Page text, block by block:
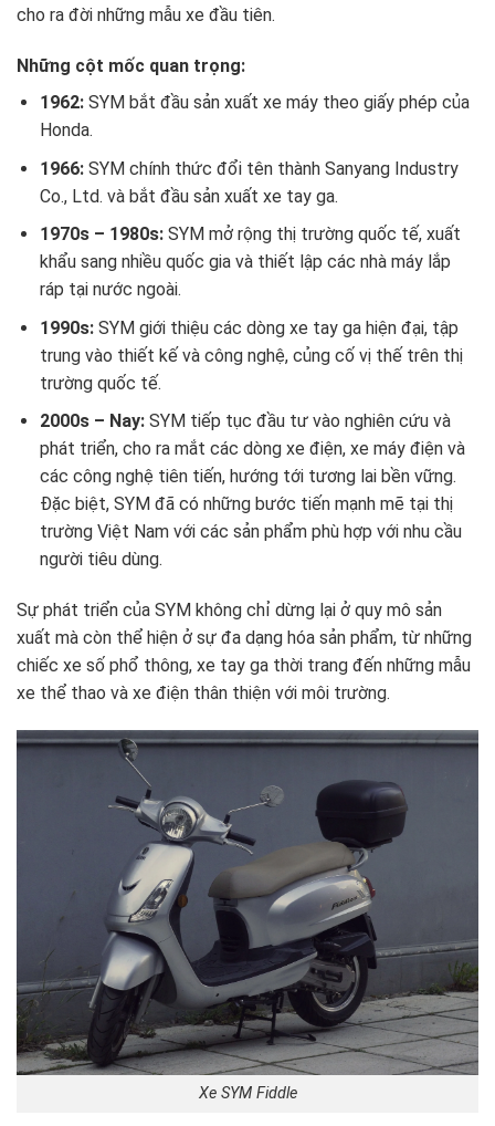
cho ra đời những mẫu xe đầu tiên.
Những cột mốc quan trọng:
1962:SYM bắt đầu sản xuất xe máy theo giấy phép của
Honda.
1966:SYM chính thức đổi tên thành Sanyang Industry
Co., Ltd. và bắt đầu sản xuất xe tay ga.
1970s – 1980s:SYM mở rộng thị trường quốc tế, xuất
khẩu sang nhiều quốc gia và thiết lập các nhà máy lắp
ráp tại nước ngoài.
1990s:SYM giới thiệu các dòng xe tay ga hiện đại, tập
trung vào thiết kế và công nghệ, củng cố vị thế trên thị
trường quốc tế.
2000s – Nay:SYM tiếp tục đầu tư vào nghiên cứu và
phát triển, cho ra mắt các dòng xe điện, xe máy điện và
các công nghệ tiên tiến, hướng tới tương lai bền vững.
Đặc biệt, SYM đã có những bước tiến mạnh mẽ tại thị
trường Việt Nam với các sản phẩm phù hợp với nhu cầu
người tiêu dùng.
Sự phát triển của SYM không chỉ dừng lại ở quy mô sản
xuất mà còn thể hiện ở sự đa dạng hóa sản phẩm, từ những
chiếc xe số phổ thông, xe tay ga thời trang đến những mẫu
xe thể thao và xe điện thân thiện với môi trường.
Xe SYM Fiddle